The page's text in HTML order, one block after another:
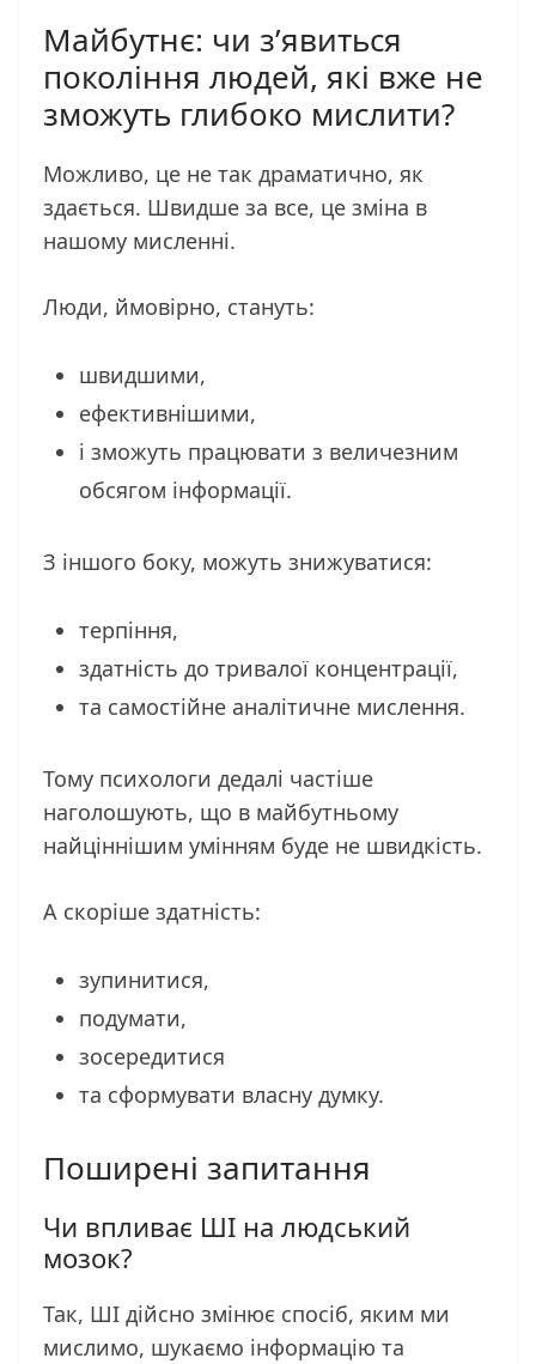
Майбутнє: чи з’явиться
покоління людей, які вже не
зможуть глибоко мислити?
Можливо, це не так драматично, як
здається. Швидше за все, це зміна в
нашому мисленні.
Люди, ймовірно, стануть:
швидшими,
ефективнішими,
і зможуть працювати з величезним
обсягом інформації.
З іншого боку, можуть знижуватися:
терпіння,
здатність до тривалої концентрації,
та самостійне аналітичне мислення.
Тому психологи дедалі частіше
наголошують, що в майбутньому
найціннішим умінням буде не швидкість.
А скоріше здатність:
зупинитися,
подумати,
зосередитися
та сформувати власну думку.
Поширені запитання
Чи впливає ШІ на людський
мозок?
Так, ШІ дійсно змінює спосіб, яким ми
мислимо, шукаємо інформацію та